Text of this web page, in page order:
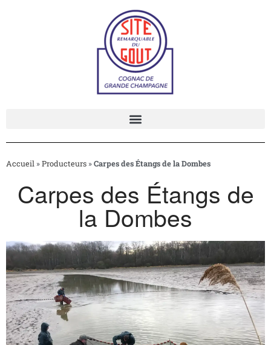
Rechercher
baie de Saint-Brieuc
Moules de Bouchot de
Pénestin
Véritable Andouille de Vire
Andouille de Guémené
Salon du Goût 2026
Commentaires
récents
Aucun commentaire à afficher.
Accueil »Producteurs »Carpes des Étangs de la Dombes
Carpes des Étangs de
la Dombes